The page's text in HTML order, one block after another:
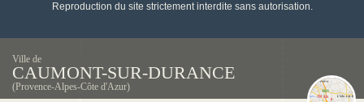
Reproduction du site strictement interdite sans autorisation.
Ville de
CAUMONT-SUR-DURANCE
(Provence-Alpes-Côte d'Azur)